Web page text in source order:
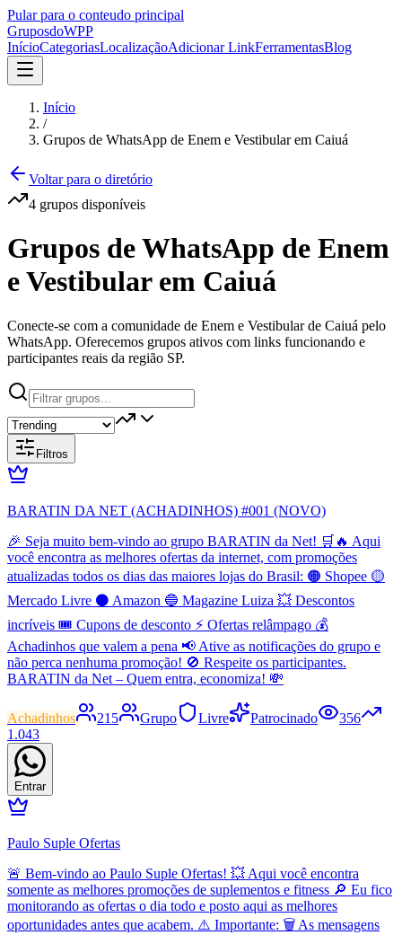
Pular para o conteudo principal
GruposdoWPP
InícioCategoriasLocalizaçãoAdicionar LinkFerramentasBlog
Início
/
Grupos de WhatsApp de Enem e Vestibular em Caiuá
Voltar para o diretório
4 grupos disponíveis
Grupos de WhatsApp de Enem
e Vestibular em Caiuá
Conecte-se com a comunidade de Enem e Vestibular de Caiuá pelo
WhatsApp. Oferecemos grupos ativos com links funcionando e
participantes reais da região SP.
Filtros
BARATIN DA NET (ACHADINHOS) #001 (NOVO)
🎉 Seja muito bem-vindo ao grupo BARATIN da Net! 🛒🔥 Aqui
você encontra as melhores ofertas da internet, com promoções
atualizadas todos os dias das maiores lojas do Brasil: 🟠 Shopee 🟡
Mercado Livre ⚫ Amazon 🔵 Magazine Luiza 💥 Descontos
incríveis 🎟️ Cupons de desconto ⚡ Ofertas relâmpago 💰
Achadinhos que valem a pena 📢 Ative as notificações do grupo e
não perca nenhuma promoção! 🚫 Respeite os participantes.
BARATIN da Net – Quem entra, economiza! 💸
Achadinhos 215 Grupo Livre Patrocinado
356
1.043
Entrar
Paulo Suple Ofertas
🚨 Bem-vindo ao Paulo Suple Ofertas! 💥 Aqui você encontra
somente as melhores promoções de suplementos e fitness 🔎 Eu fico
monitorando as ofertas o dia todo e posto aqui as melhores
oportunidades antes que acabem. ⚠️ Importante: 🗑️ As mensagens